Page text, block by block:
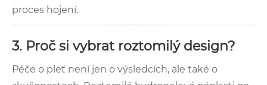
proces hojení.
3. Proč si vybrat roztomilý design?
Péče o pleť není jen o výsledcích, ale také o